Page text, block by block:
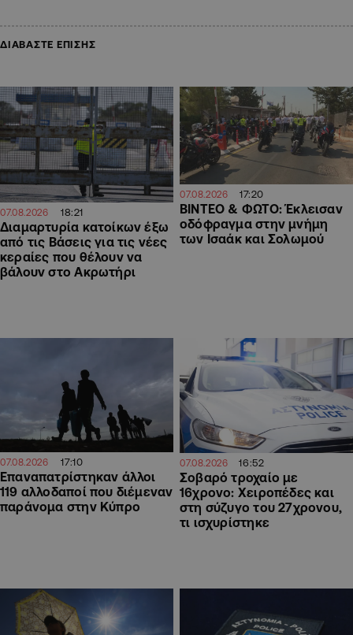
ΔΙΑΒΑΣΤΕ ΕΠΙΣΗΣ
07.08.2026 18:21
Διαμαρτυρία κατοίκων έξω
από τις Βάσεις για τις νέες
κεραίες που θέλουν να
βάλουν στο Ακρωτήρι
07.08.2026 17:20
ΒΙΝΤΕΟ & ΦΩΤΟ: Έκλεισαν
οδόφραγμα στην μνήμη
των Ισαάκ και Σολωμού
07.08.2026 17:10
Επαναπατρίστηκαν άλλοι
119 αλλοδαποί που διέμεναν
παράνομα στην Κύπρο
07.08.2026 16:52
Σοβαρό τροχαίο με
16χρονο: Χειροπέδες και
στη σύζυγο του 27χρονου,
τι ισχυρίστηκε